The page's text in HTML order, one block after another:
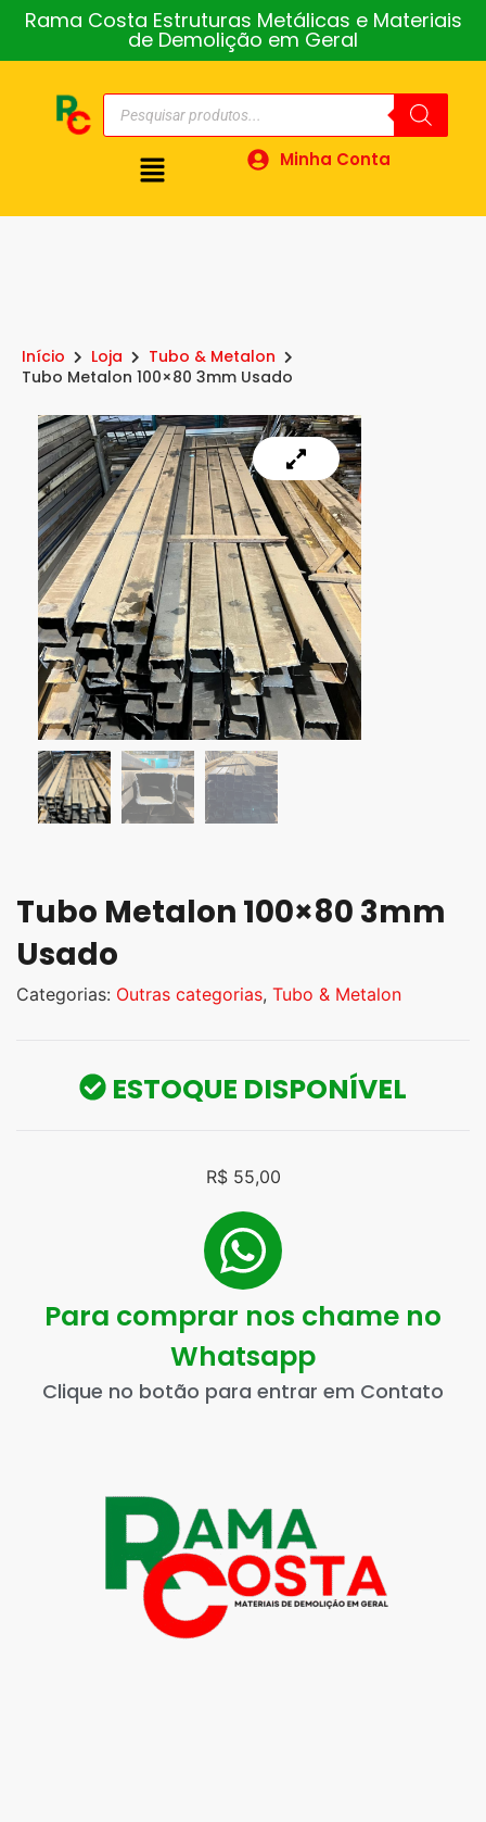
Rama Costa Estruturas Metálicas e Materiais
de Demolição em Geral
Minha Conta
Início Loja
Tubo & Metalon
Tubo Metalon 100×80 3mm Usado
Tubo Metalon 100×80 3mm
Usado
Categorias: Outras categorias, Tubo & Metalon
ESTOQUE DISPONÍVEL
R$55,00
Para comprar nos chame no
Whatsapp
Clique no botão para entrar em Contato